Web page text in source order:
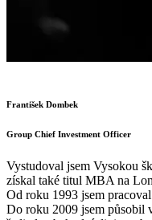
František Dombek
Group Chief Investment Officer
Vystudoval jsem Vysokou
získal také titul MBA na
Od roku 1993 jsem
Do roku 2009 jsem působil